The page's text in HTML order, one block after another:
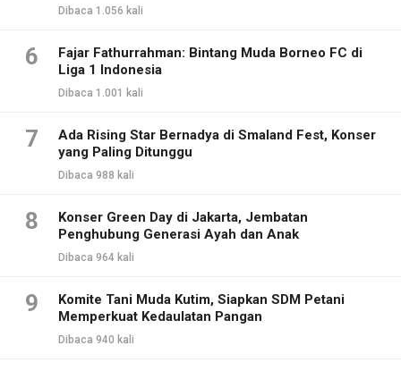
Dibaca 1.056 kali
6
Fajar Fathurrahman: Bintang Muda Borneo FC di
Liga 1 Indonesia
Dibaca 1.001 kali
7
Ada Rising Star Bernadya di Smaland Fest, Konser
yang Paling Ditunggu
Dibaca 988 kali
8
Konser Green Day di Jakarta, Jembatan
Penghubung Generasi Ayah dan Anak
Dibaca 964 kali
9
Komite Tani Muda Kutim, Siapkan SDM Petani
Memperkuat Kedaulatan Pangan
Dibaca 940 kali